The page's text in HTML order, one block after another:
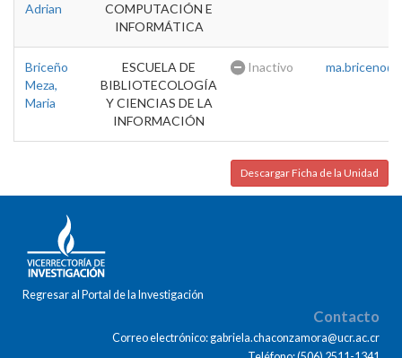
Adrian
COMPUTACIÓN E
INFORMÁTICA
Briceño
Meza,
Maria
ESCUELA DE
BIBLIOTECOLOGÍA
Y CIENCIAS DE LA
INFORMACIÓN
Inactivo
Descargar Ficha de la Unidad
Regresar al Portal de la Investigación
Contacto
Correo electrónico: gabriela.chaconzamora@ucr.ac.cr